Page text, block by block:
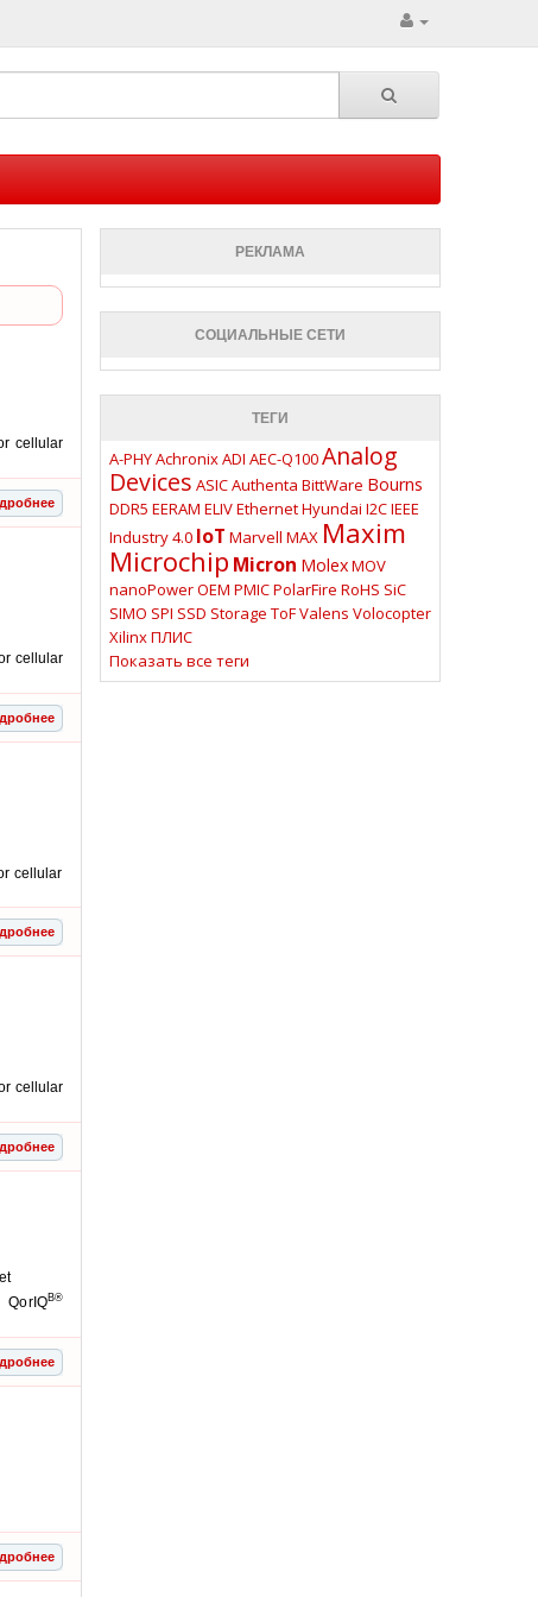
cellular
cellular
cellular
cellular
В®
РЕКЛАМА
СОЦИАЛЬНЫЕ СЕТИ
ТЕГИ
A-PHYAchronixADI AEC-Q100Analog
Devices ASICAuthenta BittWare Bourns
DDR5 EERAM ELIVEthernetHyundai I2CIEEE
Industry 4.0 IoT Marvell MAX Maxim
Microchip Micron MolexMOV
nanoPowerOEM PMICPolarFire RoHS SiC
SIMO SPI SSD Storage ToFValens Volocopter
XilinxПЛИС
Показать все теги